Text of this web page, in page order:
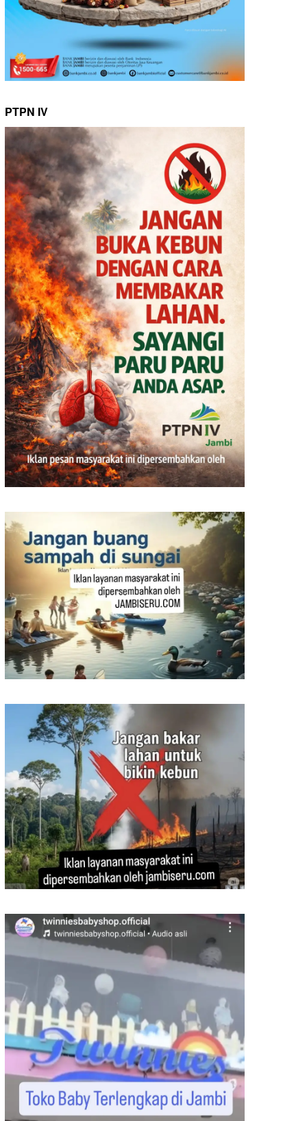
PTPN IV